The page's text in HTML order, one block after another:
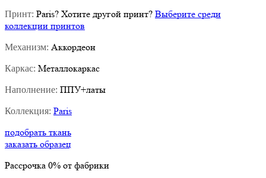
Принт:Paris?Хотите другой принт?Выберите среди коллекции
принтов
Механизм:Аккордеон
Каркас:Металлокаркас
Наполнение:ППУ+латы
Коллекция: Paris
подобрать ткань
заказать образец
Рассрочка0%от фабрики